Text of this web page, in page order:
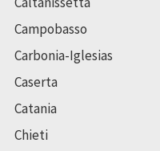
Campobasso
Carbonia-Iglesias
Caserta
Catania
Chieti